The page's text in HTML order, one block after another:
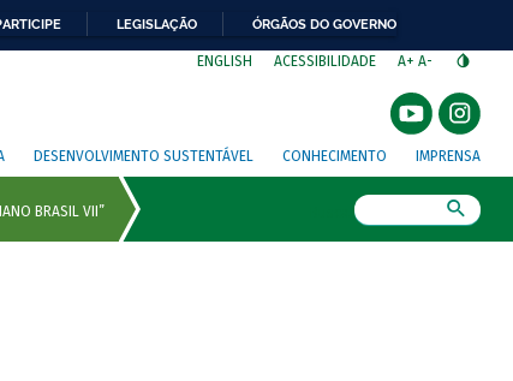
LEGISLAÇÃO ÓRGÃOS DO GOVERNO
ENGLISH ACESSIBILIDADE A+ A-
DESENVOLVIMENTO SUSTENTÁVEL CONHECIMENTO IMPRENSA